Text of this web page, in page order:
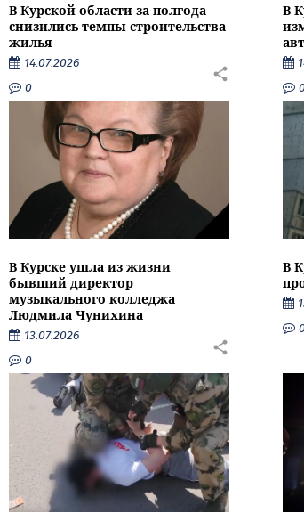
В Курской области за полгода
снизились темпы строительства
жилья
14.07.2026
0
В
В Курске ушла из жизни
бывший директор
музыкального колледжа
Людмила Чунихина
13.07.2026
0
В